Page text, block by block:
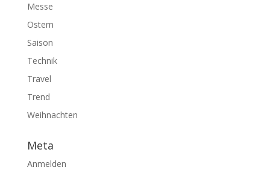
Messe
Ostern
Saison
Technik
Travel
Trend
Weihnachten
Meta
Anmelden